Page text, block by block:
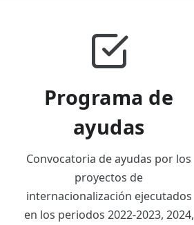
Programa de
ayudas
Convocatoria de ayudas por los
proyectos de
internacionalización ejecutados
en los periodos 2022-2023, 2024,